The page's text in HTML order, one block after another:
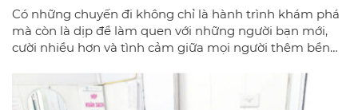
Có những chuyến đi không chỉ là hành trình khám phá
mà còn là dịp để làm quen với những người bạn mới,
cười nhiều hơn và tình cảm giữa mọi người thêm bền